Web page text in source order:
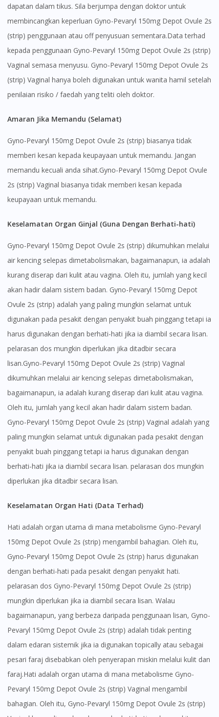
Visit DoctorOnCall Singapore
site.
To serve you better, would you like to head over to
dapatan dalam tikus. Sila berjumpa dengan doktor untuk
membincangkan keperluan Gyno-Pevaryl 150mg Depot Ovule 2s
(strip) penggunaan atau off penyusuan sementara.Data terhad
kepada penggunaan Gyno-Pevaryl 150mg Depot Ovule 2s (strip)
Vaginal semasa menyusu. Gyno-Pevaryl 150mg Depot Ovule 2s
(strip) Vaginal hanya boleh digunakan untuk wanita hamil setelah
penilaian risiko / faedah yang teliti oleh doktor.
Amaran Jika Memandu (Selamat)
Gyno-Pevaryl 150mg Depot Ovule 2s (strip) biasanya tidak
memberi kesan kepada keupayaan untuk memandu. Jangan
memandu kecuali anda sihat.Gyno-Pevaryl 150mg Depot Ovule
2s (strip) Vaginal biasanya tidak memberi kesan kepada
keupayaan untuk memandu.
Keselamatan Organ Ginjal (Guna Dengan Berhati-hati)
Gyno-Pevaryl 150mg Depot Ovule 2s (strip) dikumuhkan melalui
air kencing selepas dimetabolismakan, bagaimanapun, ia adalah
kurang diserap dari kulit atau vagina. Oleh itu, jumlah yang kecil
akan hadir dalam sistem badan. Gyno-Pevaryl 150mg Depot
Ovule 2s (strip) adalah yang paling mungkin selamat untuk
digunakan pada pesakit dengan penyakit buah pinggang tetapi ia
harus digunakan dengan berhati-hati jika ia diambil secara lisan.
pelarasan dos mungkin diperlukan jika ditadbir secara
lisan.Gyno-Pevaryl 150mg Depot Ovule 2s (strip) Vaginal
dikumuhkan melalui air kencing selepas dimetabolismakan,
bagaimanapun, ia adalah kurang diserap dari kulit atau vagina.
Oleh itu, jumlah yang kecil akan hadir dalam sistem badan.
Gyno-Pevaryl 150mg Depot Ovule 2s (strip) Vaginal adalah yang
paling mungkin selamat untuk digunakan pada pesakit dengan
penyakit buah pinggang tetapi ia harus digunakan dengan
berhati-hati jika ia diambil secara lisan. pelarasan dos mungkin
diperlukan jika ditadbir secara lisan.
Keselamatan Organ Hati (Data Terhad)
Hati adalah organ utama di mana metabolisme Gyno-Pevaryl
150mg Depot Ovule 2s (strip) mengambil bahagian. Oleh itu,
Gyno-Pevaryl 150mg Depot Ovule 2s (strip) harus digunakan
dengan berhati-hati pada pesakit dengan penyakit hati.
pelarasan dos Gyno-Pevaryl 150mg Depot Ovule 2s (strip)
mungkin diperlukan jika ia diambil secara lisan. Walau
bagaimanapun, yang berbeza daripada penggunaan lisan, Gyno-
Pevaryl 150mg Depot Ovule 2s (strip) adalah tidak penting
dalam edaran sistemik jika ia digunakan topically atau sebagai
pesari faraj disebabkan oleh penyerapan miskin melalui kulit dan
faraj.Hati adalah organ utama di mana metabolisme Gyno-
Pevaryl 150mg Depot Ovule 2s (strip) Vaginal mengambil
bahagian. Oleh itu, Gyno-Pevaryl 150mg Depot Ovule 2s (strip)